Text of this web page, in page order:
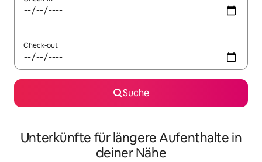
Check-out
Suche
Unterkünfte für längere Aufenthalte in
deiner Nähe